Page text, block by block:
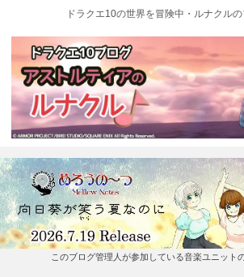
ドラクエ10の世界を冒険中・ルナクル
このブログ管理人が参加している音楽ユニット